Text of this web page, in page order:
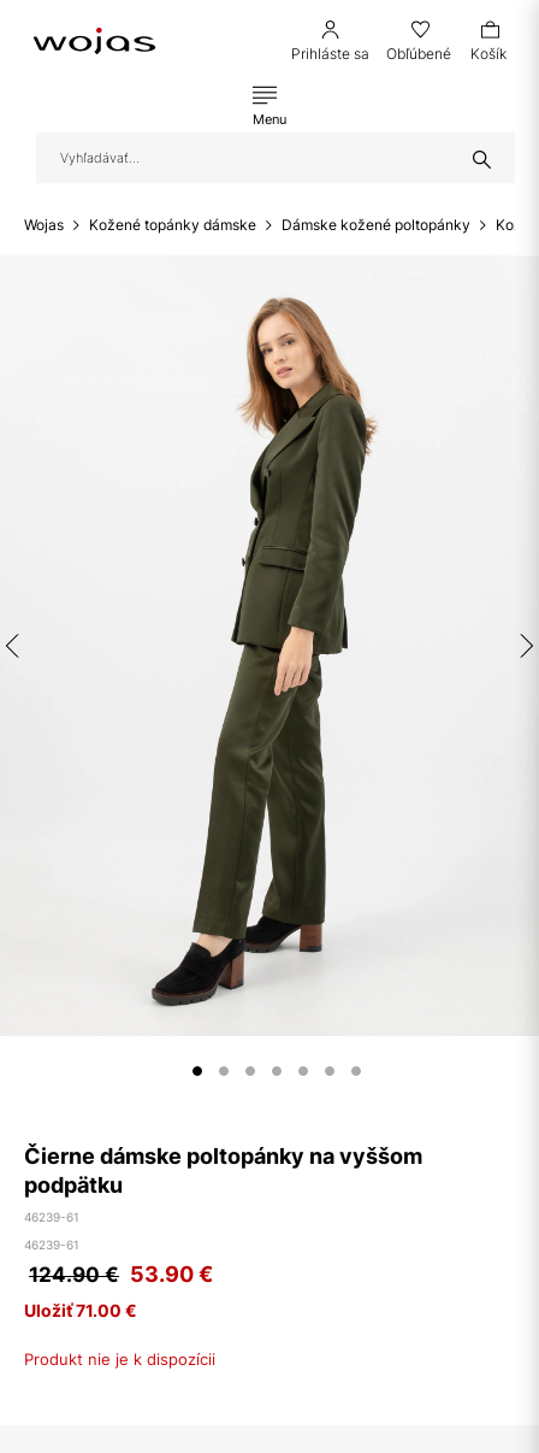
Prihláste sa Obľúbené Košík
Menu
Wojas Kožené topánky dámske Dámske kožené poltopánky
Čierne dámske poltopánky na vyššom
podpätku
46239-61
46239-61
124.90 € 53.90€
Uložiť 71.00 €
Produkt nie je k dispozícii